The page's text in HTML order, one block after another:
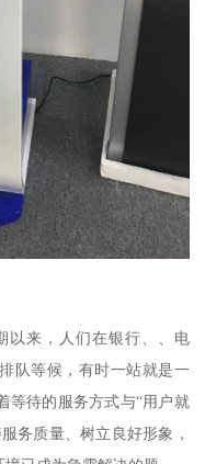
来，人们在银行、、电
队等候，有时一站就是一
等待的服务方式与“用户就
务质量、树立良好形象，